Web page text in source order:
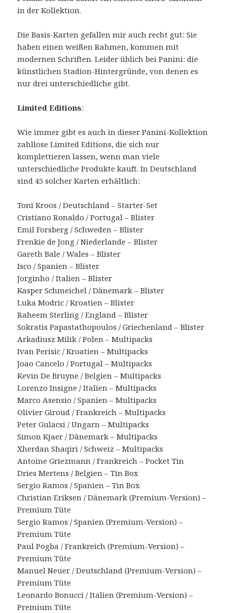
in der Kollektion.
Die Basis-Karten gefallen mir auch recht gut: Sie
haben einen weißen Rahmen, kommen mit
modernen Schriften. Leider üblich bei Panini: die
künstlichen Stadion-Hintergründe, von denen es
nur drei unterschiedliche gibt.
Limited Editions:
Wie immer gibt es auch in dieser Panini-Kollektion
zahllose Limited Editions, die sich nur
komplettieren lassen, wenn man viele
unterschiedliche Produkte kauft. In Deutschland
sind 45 solcher Karten erhältlich:
Toni Kroos / Deutschland – Starter-Set
Cristiano Ronaldo / Portugal – Blister
Emil Forsberg / Schweden – Blister
Frenkie de Jong / Niederlande – Blister
Gareth Bale / Wales – Blister
Isco / Spanien – Blister
Jorginho / Italien – Blister
Kasper Schmeichel / Dänemark – Blister
Luka Modric / Kroatien – Blister
Raheem Sterling / England – Blister
Sokratis Papastathopoulos / Griechenland – Blister
Arkadiusz Milik / Polen – Multipacks
Ivan Perisic / Kroatien – Multipacks
Joao Cancelo / Portugal – Multipacks
Kevin De Bruyne / Belgien – Multipacks
Lorenzo Insigne / Italien – Multipacks
Marco Asensio / Spanien – Multipacks
Olivier Giroud / Frankreich – Multipacks
Peter Gulacsi / Ungarn – Multipacks
Simon Kjaer / Dänemark – Multipacks
Xherdan Shaqiri / Schweiz – Multipacks
Antoine Griezmann / Frankreich – Pocket Tin
Dries Mertens / Belgien – Tin Box
Sergio Ramos / Spanien – Tin Box
Christian Eriksen / Dänemark (Premium-Version) –
Premium Tüte
Sergio Ramos / Spanien (Premium-Version) –
Premium Tüte
Paul Pogba / Frankreich (Premium-Version) –
Premium Tüte
Manuel Neuer / Deutschland (Premium-Version) –
Premium Tüte
Leonardo Bonucci / Italien (Premium-Version) –
Premium Tüte